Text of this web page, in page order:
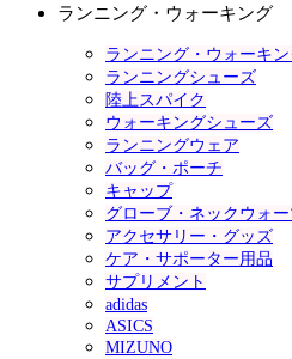
ランニング・ウォーキング
ランニング・ウォーキ
ランニングシューズ
陸上スパイク
ウォーキングシューズ
ランニングウェア
バッグ・ポーチ
キャップ
グローブ・ネックウォー
アクセサリー・グッズ
ケア・サポーター用品
サプリメント
adidas
ASICS
MIZUNO